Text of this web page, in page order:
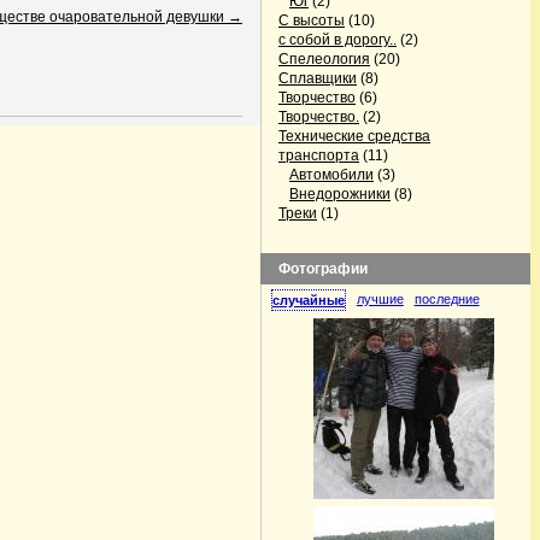
очаровательной девушки →
С высоты (10)
с собой в дорогу.. (2)
Спелеология (20)
Сплавщики (8)
Творчество (6)
Творчество. (2)
Технические средства
транспорта (11)
Автомобили (3)
Внедорожники (8)
Треки (1)
Фотографии
случайные лучшие последние